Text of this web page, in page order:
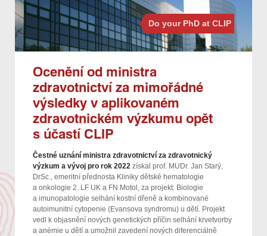
Do your PhD at CLIP
Ocenění od ministra
zdravotnictví za mimořádné
výsledky v aplikovaném
zdravotnickém výzkumu opět
s účastí CLIP
Čestné uznání ministra zdravotnictví za zdravotnický
výzkum a vývoj pro rok 2022 získal prof. MUDr. Jan Starý,
DrSc., emeritní přednosta Kliniky dětské hematologie
a onkologie 2. LF UK a FN Motol, za projekt: Biologie
a imunopatologie selhání kostní dřeně a kombinované
autoimunitní cytopenie (Evansova syndromu) u dětí. Projekt
vedl k objasnění nových genetických příčin selhání krvetvorby
a anémie u dětí a umožnil zavedení nových diferenciálně